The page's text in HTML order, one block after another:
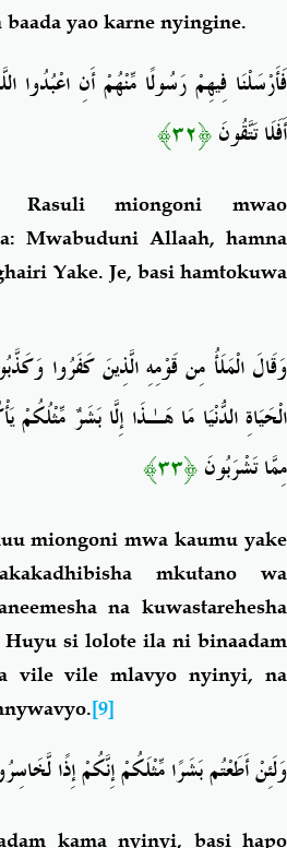
yao karne nyingine.
فَأَرْسَلْنَا فِيهِمْ رَسُولًا مِّنْهُمْ أَنِ اعْبُدُوا
أَفَلَا تَتَّقُونَ﴿٣٢﴾
Rasuli miongoni mwao
Mwabuduni Allaah, hamna
Yake. Je, basi hamtokuwa
وَقَالَ الْمَلَأُ مِن قَوْمِهِ الَّذِينَ كَفَرُوا
الْحَيَاةِ الدُّنْيَا مَا هَـٰذَا إِلَّا بَشَرٌ
مِمَّا تَشْرَبُونَ﴿٣٣﴾
miongoni mwa kaumu yake
mkutano wa
na kuwastarehesha
si lolote ila ni binaadam
vile vile mlavyo nyinyi, na
[9]
وَلَئِنْ أَطَعْتُم بَشَرًا مِّثْلَكُمْ إِنَّكُمْ إِذًا
kama nyinyi, basi hapo